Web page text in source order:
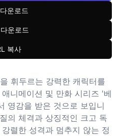
운로드
운로드
복사
휘두르는 강력한 캐릭터를
니메이션 및 만화 시리즈 '베
영감을 받은 것으로 보입니
의 체격과 상징적인 크고 독
렬한 성격과 멈추지 않는 정